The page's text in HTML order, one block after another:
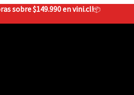
sobre $149.990 en vini.cl!📦